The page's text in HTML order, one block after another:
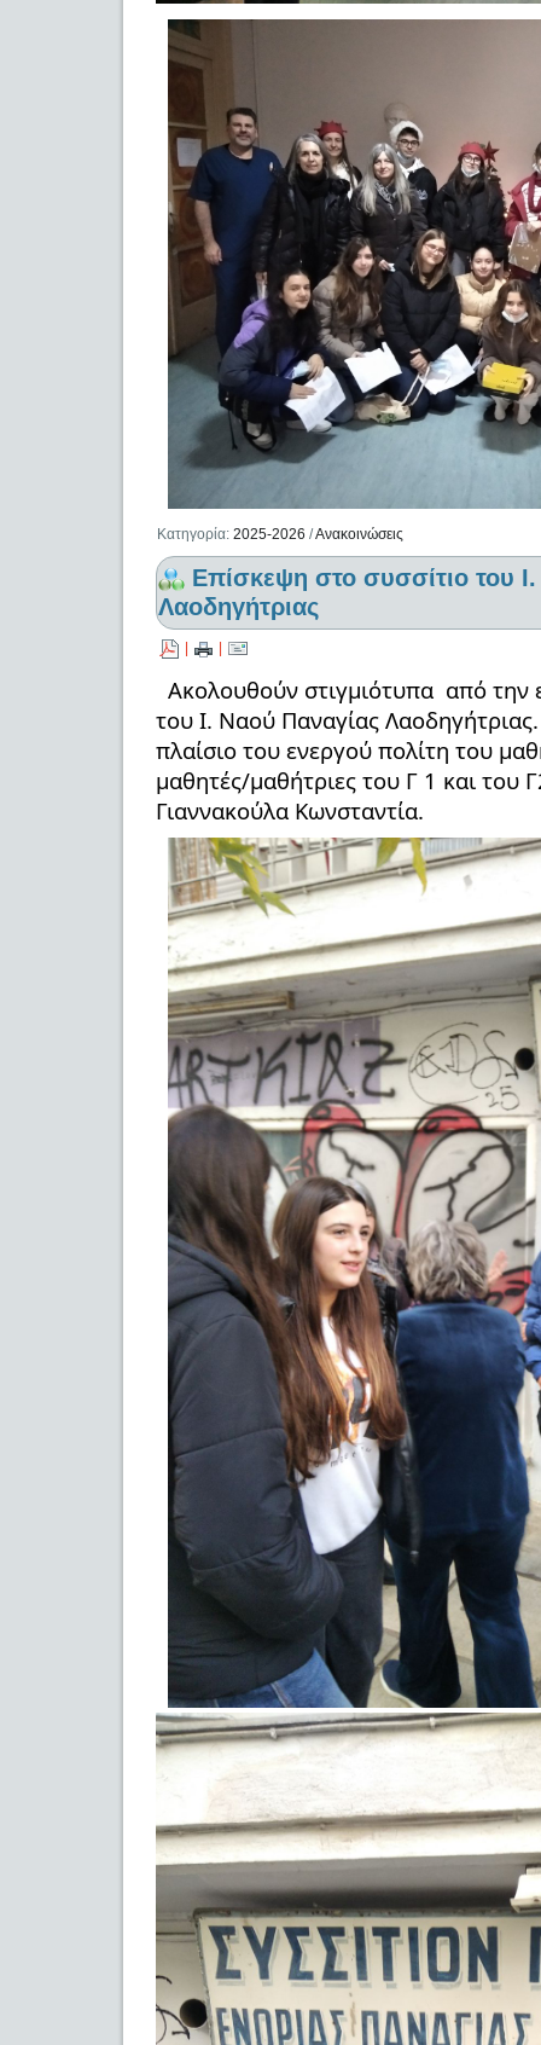
Κατηγορία:2025-2026 /Ανακοινώσεις
Επίσκεψη στο συσσίτιο του
Λαοδηγήτριας
Ακολουθούν στιγμιότυπα από την
του Ι. Ναού Παναγίας
πλαίσιο του ενεργού πολίτη του
μαθητές/μαθήτριες του Γ 1 και του
Γιαννακούλα Κωνσταντία.